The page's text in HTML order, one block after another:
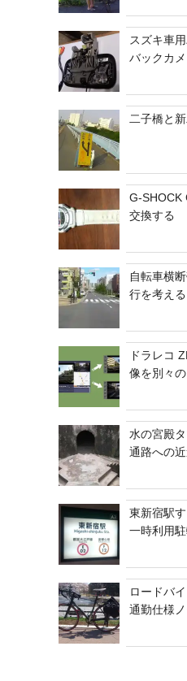
スズキ車
バックカ
二子橋と
G-SHOCK
交換する
自転車横
行を考える
ドラレコ
像を別々
水の宮殿
通路への
東新宿駅
一時利用
ロードバ
通勤仕様